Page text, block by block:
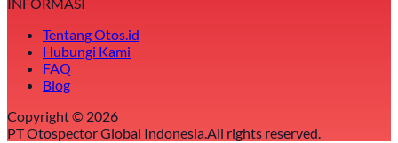
INFORMASI
Tentang Otos.id
Hubungi Kami
FAQ
Blog
Copyright © 2026
PT Otospector Global Indonesia.All rights reserved.